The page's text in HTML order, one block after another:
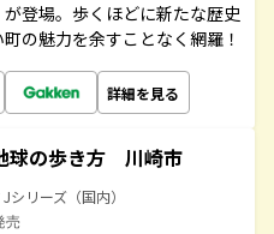
登場。歩くほどに新たな歴史
の魅力を余すことなく網羅！
詳細を見る
球の歩き方 川崎市
シリーズ（国内）
売